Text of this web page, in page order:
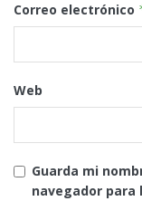
Correo electrónico
Web
Guarda mi
navegador para